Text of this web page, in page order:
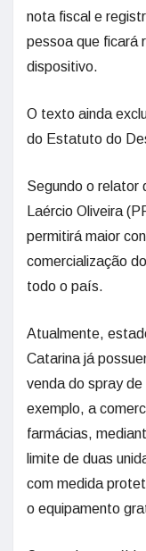
nota fiscal e
pessoa que ficará
dispositivo.
O texto ainda
do Estatuto do
Segundo o relator
Laércio Oliveira
permitirá maior
comercialização
todo o país.
Atualmente,
Catarina já
venda do spray
exemplo, a
farmácias,
limite de duas
com medida
o equipamento